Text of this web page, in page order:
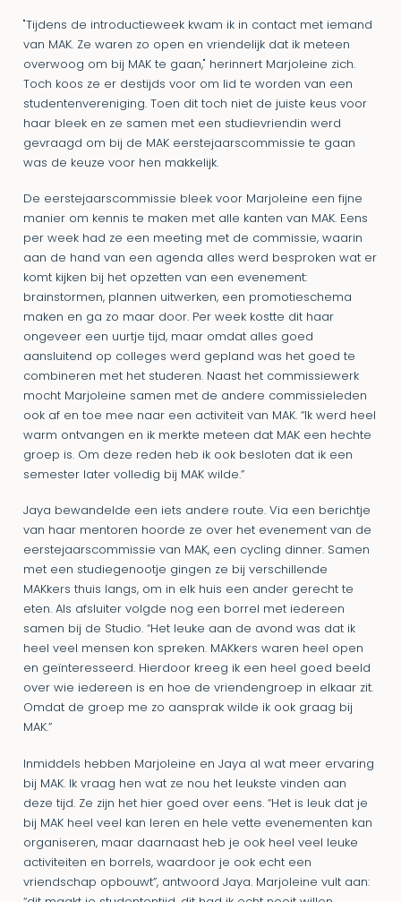
"Tijdens de introductieweek kwam ik in contact met iemand
van MAK. Ze waren zo open en vriendelijk dat ik meteen
overwoog om bij MAK te gaan," herinnert Marjoleine zich.
Toch koos ze er destijds voor om lid te worden van een
studentenvereniging. Toen dit toch niet de juiste keus voor
haar bleek en ze samen met een studievriendin werd
gevraagd om bij de MAK eerstejaarscommissie te gaan
was de keuze voor hen makkelijk.
De eerstejaarscommissie bleek voor Marjoleine een fijne
manier om kennis te maken met alle kanten van MAK. Eens
per week had ze een meeting met de commissie, waarin
aan de hand van een agenda alles werd besproken wat er
komt kijken bij het opzetten van een evenement:
brainstormen, plannen uitwerken, een promotieschema
maken en ga zo maar door. Per week kostte dit haar
ongeveer een uurtje tijd, maar omdat alles goed
aansluitend op colleges werd gepland was het goed te
combineren met het studeren. Naast het commissiewerk
mocht Marjoleine samen met de andere commissieleden
ook af en toe mee naar een activiteit van MAK. “Ik werd heel
warm ontvangen en ik merkte meteen dat MAK een hechte
groep is. Om deze reden heb ik ook besloten dat ik een
semester later volledig bij MAK wilde.”
Jaya bewandelde een iets andere route. Via een berichtje
van haar mentoren hoorde ze over het evenement van de
eerstejaarscommissie van MAK, een cycling dinner. Samen
met een studiegenootje gingen ze bij verschillende
MAKkers thuis langs, om in elk huis een ander gerecht te
eten. Als afsluiter volgde nog een borrel met iedereen
samen bij de Studio. “Het leuke aan de avond was dat ik
heel veel mensen kon spreken. MAKkers waren heel open
en geïnteresseerd. Hierdoor kreeg ik een heel goed beeld
over wie iedereen is en hoe de vriendengroep in elkaar zit.
Omdat de groep me zo aansprak wilde ik ook graag bij
MAK.”
Inmiddels hebben Marjoleine en Jaya al wat meer ervaring
bij MAK. Ik vraag hen wat ze nou het leukste vinden aan
deze tijd. Ze zijn het hier goed over eens. “Het is leuk dat je
bij MAK heel veel kan leren en hele vette evenementen kan
organiseren, maar daarnaast heb je ook heel veel leuke
activiteiten en borrels, waardoor je ook echt een
vriendschap opbouwt”, antwoord Jaya. Marjoleine vult aan: